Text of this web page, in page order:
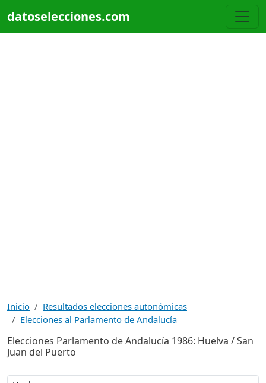
datoselecciones.com
Inicio
Resultados elecciones autonómicas
Elecciones al Parlamento de Andalucía
Elecciones Parlamento de Andalucía 1986: Huelva / San
Juan del Puerto